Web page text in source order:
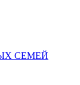
СЕМЕЙ